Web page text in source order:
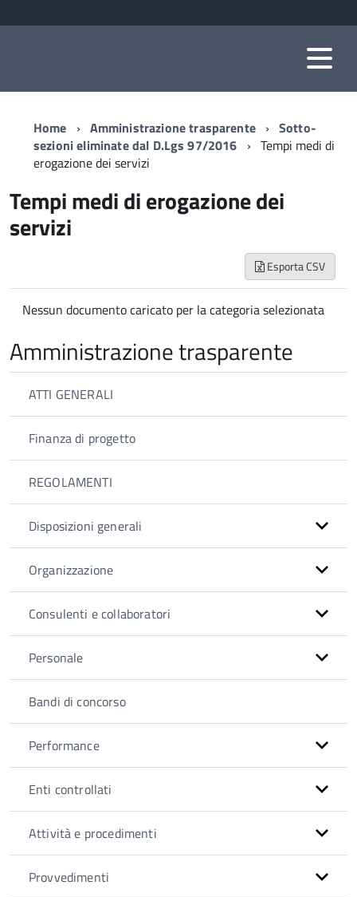
Home Amministrazione trasparente
Sotto-
sezioni eliminate dal D.Lgs 97/2016
Tempi medi di
erogazione dei servizi
Tempi medi di erogazione dei
servizi
Esporta CSV
Nessun documento caricato per la categoria selezionata
Amministrazione trasparente
ATTI GENERALI
Finanza di progetto
REGOLAMENTI
Disposizioni generali
Organizzazione
Consulenti e collaboratori
Personale
Bandi di concorso
Performance
Enti controllati
Attività e procedimenti
Provvedimenti